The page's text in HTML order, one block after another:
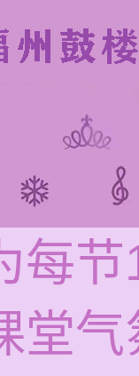
每
堂